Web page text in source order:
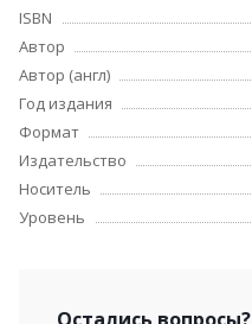
ISBN
Автор
Автор (англ)
Год издания
Формат
Издательство
Носитель
Уровень